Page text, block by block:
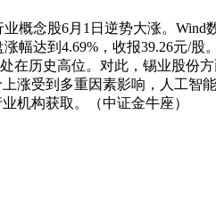
概念股6月1日逆势大涨。
幅达到4.69%，收报39.26元/
在历史高位。对此，锡业股
涨受到多重因素影响，人工
机构获取。（中证金牛座）